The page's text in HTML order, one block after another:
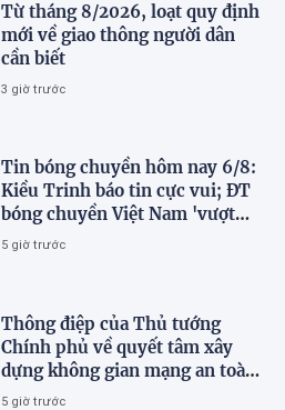
Từ tháng 8/2026, loạt quy định
mới về giao thông người dân
cần biết
3 giờ trước
Tin bóng chuyền hôm nay 6/8:
Kiều Trinh báo tin cực vui; ĐT
bóng chuyền Việt Nam 'vượt
mặt' Thái Lan
5 giờ trước
Thông điệp của Thủ tướng
Chính phủ về quyết tâm xây
dựng không gian mạng an toàn,
tin cậy và nhân văn
5 giờ trước